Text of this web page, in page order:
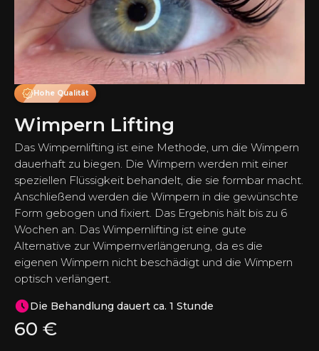
Hohe Qualität
Wimpern Lifting
Das Wimpernlifting ist eine Methode, um die Wimpern
dauerhaft zu biegen. Die Wimpern werden mit einer
speziellen Flüssigkeit behandelt, die sie formbar macht.
Anschließend werden die Wimpern in die gewünschte
Form gebogen und fixiert. Das Ergebnis hält bis zu 6
Wochen an. Das Wimpernlifting ist eine gute
Alternative zur Wimpernverlängerung, da es die
eigenen Wimpern nicht beschädigt und die Wimpern
optisch verlängert.
Die Behandlung dauert ca. 1 Stunde
60 €